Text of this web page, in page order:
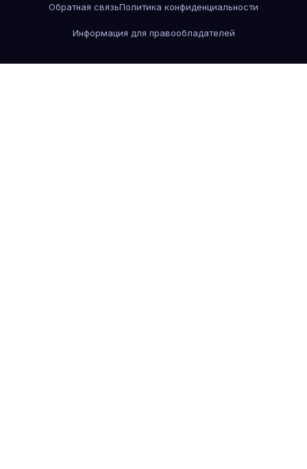
Обратная связьПолитика конфиденциальности
Информация для правообладателей